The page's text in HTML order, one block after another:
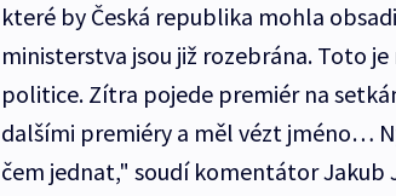
které by Česká republika mohla
ministerstva jsou již rozebrána. Toto
politice. Zítra pojede premiér na
dalšími premiéry a měl vézt jméno…
čem jednat," soudí komentátor Jakub